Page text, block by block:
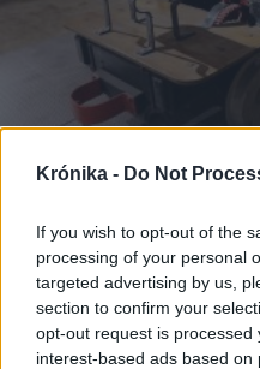
Krónika - Do Not
If you wish to opt-out of the
processing of your personal
targeted advertising by us,
section to confirm your
opt-out request is processed
interest-based ads based
2024. augusztus 30.,
Földalatti
bányák,
„tiszta”